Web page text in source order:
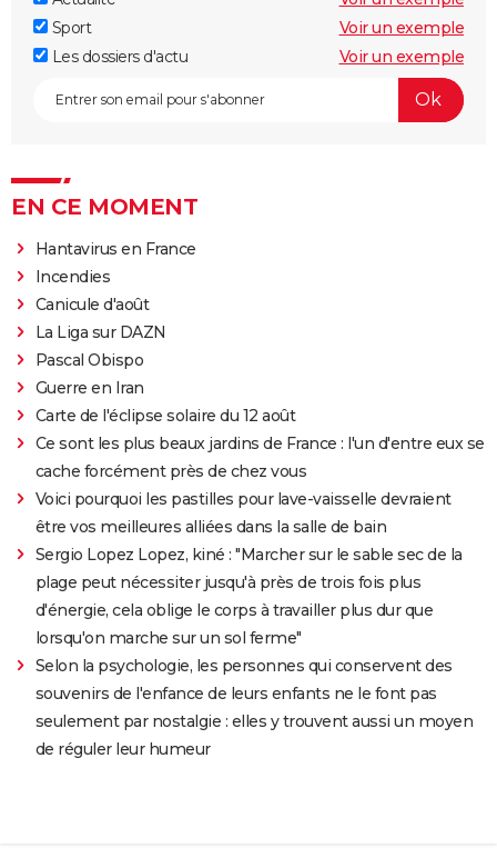
Sport
Voir un exemple
Les dossiers d'actu
Voir un exemple
EN CE MOMENT
Hantavirus en France
Incendies
Canicule d'août
La Liga sur DAZN
Pascal Obispo
Guerre en Iran
Carte de l'éclipse solaire du 12 août
Ce sont les plus beaux jardins de France : l'un d'entre eux se
cache forcément près de chez vous
Voici pourquoi les pastilles pour lave-vaisselle devraient
être vos meilleures alliées dans la salle de bain
Sergio Lopez Lopez, kiné : "Marcher sur le sable sec de la
plage peut nécessiter jusqu'à près de trois fois plus
d'énergie, cela oblige le corps à travailler plus dur que
lorsqu'on marche sur un sol ferme"
Selon la psychologie, les personnes qui conservent des
souvenirs de l'enfance de leurs enfants ne le font pas
seulement par nostalgie : elles y trouvent aussi un moyen
de réguler leur humeur